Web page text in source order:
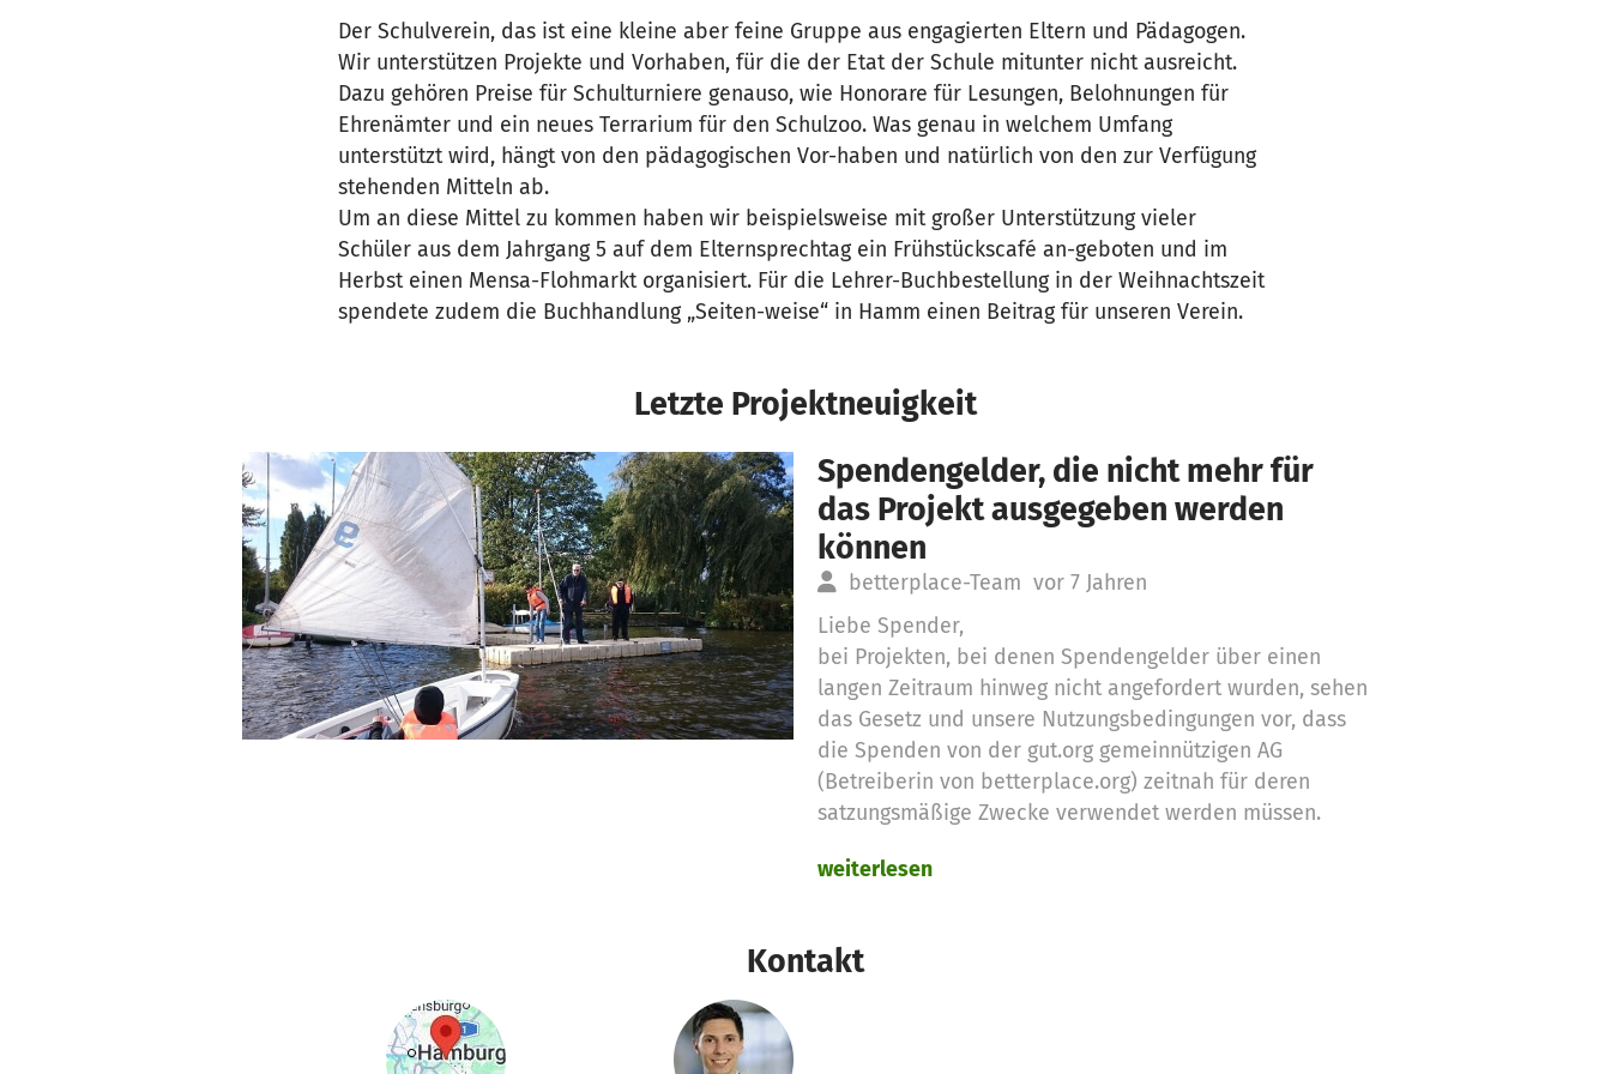
Der Schulverein, das ist eine kleine aber feine Gruppe aus engagierten Eltern und Pädagogen.
Wir unterstützen Projekte und Vorhaben, für die der Etat der Schule mitunter nicht ausreicht.
Dazu gehören Preise für Schulturniere genauso, wie Honorare für Lesungen, Belohnungen für
Ehrenämter und ein neues Terrarium für den Schulzoo. Was genau in welchem Umfang
unterstützt wird, hängt von den pädagogischen Vor-haben und natürlich von den zur Verfügung
stehenden Mitteln ab.
Um an diese Mittel zu kommen haben wir beispielsweise mit großer Unterstützung vieler
Schüler aus dem Jahrgang 5 auf dem Elternsprechtag ein Frühstückscafé an-geboten und im
Herbst einen Mensa-Flohmarkt organisiert. Für die Lehrer-Buchbestellung in der Weihnachtszeit
spendete zudem die Buchhandlung „Seiten-weise“ in Hamm einen Beitrag für unseren Verein.
Letzte Projektneuigkeit
Spendengelder, die nicht mehr für
das Projekt ausgegeben werden
können
betterplace-Team vor 7 Jahren
Liebe Spender,
bei Projekten, bei denen Spendengelder über einen
langen Zeitraum hinweg nicht angefordert wurden, sehen
das Gesetz und unsere Nutzungsbedingungen vor, dass
die Spenden von der gut.org gemeinnützigen AG
(Betreiberin von betterplace.org) zeitnah für deren
satzungsmäßige Zwecke verwendet werden müssen.
Deshalb setzen wir die noch nicht verwendeten
Vielen Dank für Eure Unterstützung,
weiterlesen
Kontakt